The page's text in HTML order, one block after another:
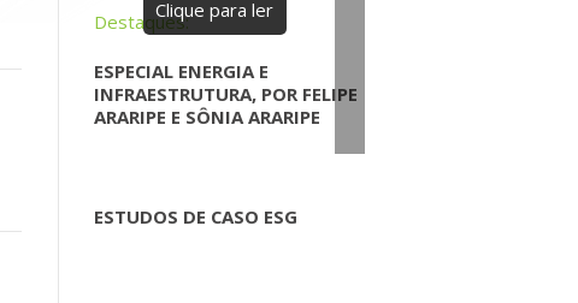
Clique para ler
Destaques:
ESPECIAL ENERGIA E
INFRAESTRUTURA, POR FELIPE
ARARIPE E SÔNIA ARARIPE
ESTUDOS DE CASO ESG